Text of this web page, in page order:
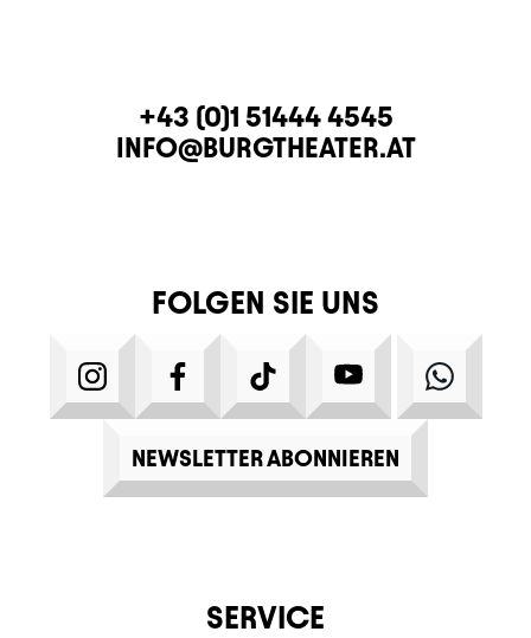
KONTAKTTELEFON
+43 (0)1 51444 4545
E-MAIL
INFO@BURGTHEATER.AT
FOLGEN SIE UNS
INSTAGRAMFACEBOOKTIKTOK YOUTUBE
NEWSLETTER ABONNIEREN
SERVICE